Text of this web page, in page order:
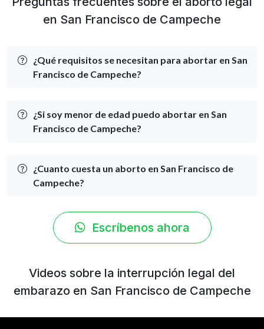
en San Francisco de Campeche
¿Qué requisitos se necesitan para abortar en San
Francisco de Campeche?
¿Si soy menor de edad puedo abortar en San
Francisco de Campeche?
¿Cuanto cuesta un aborto en San Francisco de
Campeche?
Escríbenos ahora
Videos sobre la interrupción legal del
embarazo en San Francisco de Campeche